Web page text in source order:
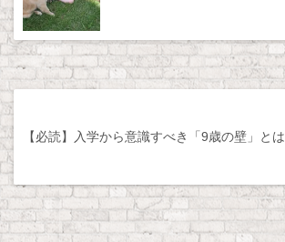
【必読】入学から意識すべき「9歳の壁」とは